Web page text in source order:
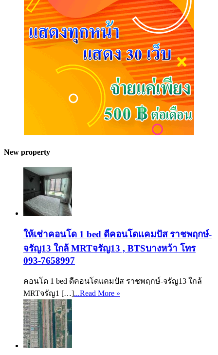
New property
ให้เช่าคอนโด 1 bed ดีคอนโดแคมปัส ราชพฤกษ์-
จรัญ13 ใกล้ MRTจรัญ13 , BTSบางหว้า โทร
093-7658997
คอนโด 1 bed ดีคอนโดแคมปัส ราชพฤกษ์-จรัญ13 ใกล้
MRTจรัญ1 […]...Read More »